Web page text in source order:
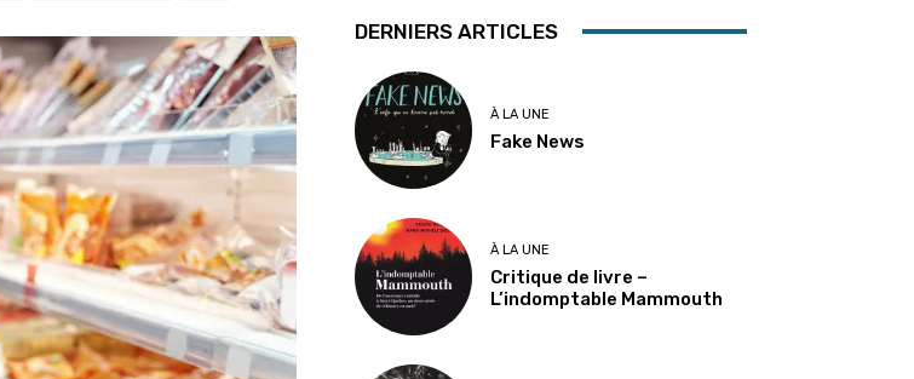
DERNIERS ARTICLES
À LA UNE
Fake News
À LA UNE
Critique de livre –
L’indomptable Mammouth